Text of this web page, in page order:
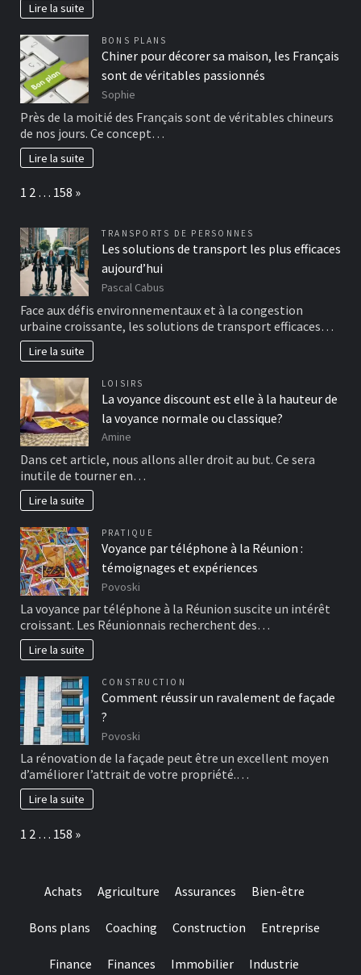
Lire la suite
BONS PLANS
Chiner pour décorer sa maison, les Français
sont de véritables passionnés
Sophie
Près de la moitié des Français sont de véritables chineurs
de nos jours. Ce concept…
Lire la suite
Page:
1 2 … 158 Next
»
TRANSPORTS DE PERSONNES
Les solutions de transport les plus efficaces
aujourd’hui
Pascal Cabus
Face aux défis environnementaux et à la congestion
urbaine croissante, les solutions de transport efficaces…
Lire la suite
LOISIRS
La voyance discount est elle à la hauteur de
la voyance normale ou classique?
Amine
Dans cet article, nous allons aller droit au but. Ce sera
inutile de tourner en…
Lire la suite
PRATIQUE
Voyance par téléphone à la Réunion :
témoignages et expériences
Povoski
La voyance par téléphone à la Réunion suscite un intérêt
croissant. Les Réunionnais recherchent des…
Lire la suite
CONSTRUCTION
Comment réussir un ravalement de façade
?
Povoski
La rénovation de la façade peut être un excellent moyen
d’améliorer l’attrait de votre propriété.…
Lire la suite
Page:
1 2 … 158 Next
»
Achats Agriculture Assurances Bien-être
Bons plans Coaching Construction Entreprise
Finance Finances Immobilier Industrie